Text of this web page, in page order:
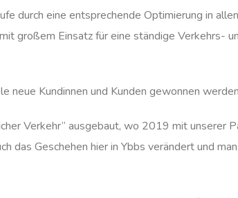
durch eine entsprechende Optimierung in
großem Einsatz für eine ständige Verkehrs-
neue Kundinnen und Kunden gewonnen
Verkehr“ ausgebaut, wo 2019 mit unserer
das Geschehen hier in Ybbs verändert und